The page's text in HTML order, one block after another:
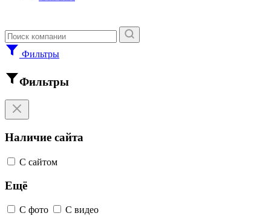
Фильтры
Фильтры
Наличие сайта
С сайтом
Ещё
С фото С видео